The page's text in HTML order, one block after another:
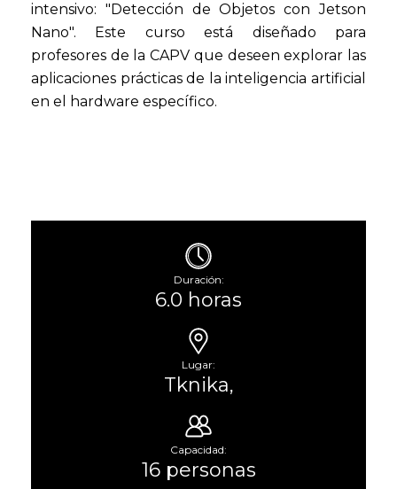
intensivo: "Detección de Objetos con Jetson
Nano". Este curso está diseñado para
profesores de la CAPV que deseen explorar las
aplicaciones prácticas de la inteligencia artificial
en el hardware específico.
Duración:
6.0 horas
Lugar:
Tknika,
Capacidad:
16 personas